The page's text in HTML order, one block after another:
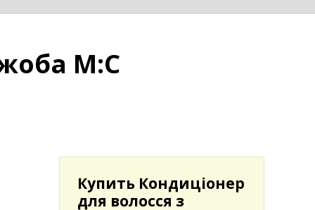
M:С
Купить Кондиціонер
для волосся з